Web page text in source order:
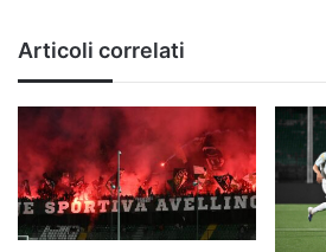
Articoli correlati